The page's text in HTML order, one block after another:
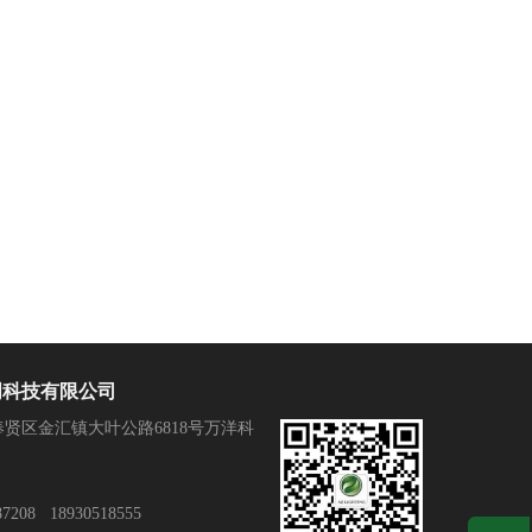
技有限公司
区金汇镇大叶公路6818号万洋科
18930518555